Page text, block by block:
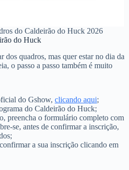
do Caldeirão do Huck 2026
do Huck
dos quadros, mas quer estar no dia da
o passo a passo também é muito
do Gshow, clicando aqui;
do Caldeirão do Huck;
preencha o formulário completo com
se, antes de confirmar a inscrição,
a sua inscrição clicando em